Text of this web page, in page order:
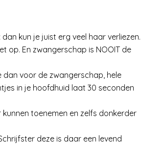
kun je juist erg veel haar verliezen.
op. En zwangerschap is NOOIT de
dan voor de zwangerschap, hele
in je hoofdhuid laat 30 seconden
toenemen en zelfs donkerder
deze is daar een levend